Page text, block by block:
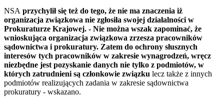
NSA przychylił się też do tego, że nie ma znaczenia iż
organizacja związkowa nie zgłosiła swojej działalności w
Prokuraturze Krajowej. - Nie można wszak zapominać, że
wnioskująca organizacja związkowa zrzesza pracowników
sądownictwa i prokuratury. Zatem do ochrony słusznych
interesów tych pracowników w zakresie wynagrodzeń, wręcz
niezbędne jest pozyskanie danych nie tylko z podmiotów, w
których zatrudnieni są członkowie związku lecz także z innych
podmiotów realizujących zadania w zakresie sądownictwa
prokuratury - wskazano.